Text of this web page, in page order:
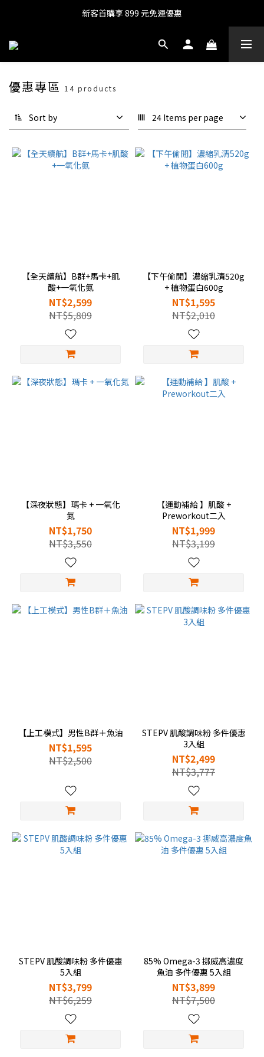
新客首購享 899 元免運優惠
優惠專區 14 products
Sort by 24 Items per page
【全天續航】B群+馬卡+肌
酸+一氧化氮
NT$2,599
NT$5,809
【下午偷閒】濃縮乳清520g
+ 植物蛋白600g
NT$1,595
NT$2,010
【深夜狀態】瑪卡 + 一氧化
氮
NT$1,750
NT$3,550
【運動補給 】肌酸 +
Preworkout二入
NT$1,999
NT$3,199
【上工模式】男性B群＋魚油
NT$1,595
NT$2,500
STEPV 肌酸調味粉 多件優惠
3入組
NT$2,499
NT$3,777
STEPV 肌酸調味粉 多件優惠
5入組
NT$3,799
NT$6,259
85% Omega-3 挪威高濃度
魚油 多件優惠 5入組
NT$3,899
NT$7,500